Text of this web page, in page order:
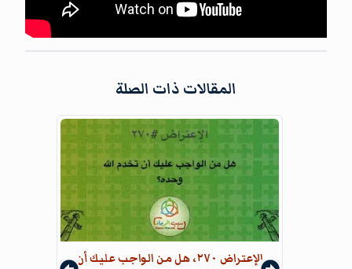
المقالات ذات الصلة
الإعتراض ٢٧٠، هل من الواجب عليك أن